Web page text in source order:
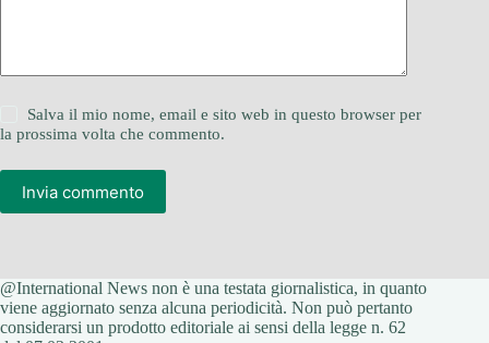
Salva il mio nome, email e sito web in questo browser per
la prossima volta che commento.
Invia commento
@International News non è una testata giornalistica, in quanto
viene aggiornato senza alcuna periodicità. Non può pertanto
considerarsi un prodotto editoriale ai sensi della legge n. 62